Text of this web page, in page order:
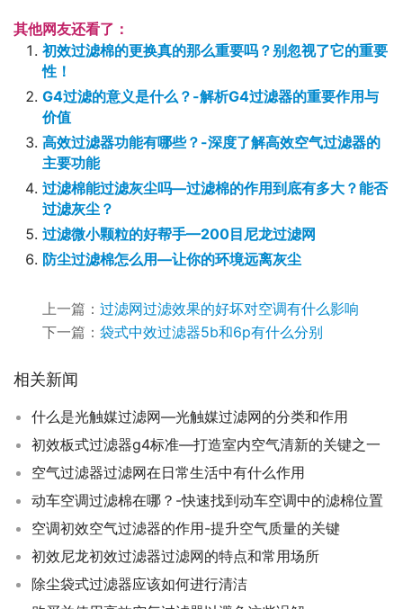
其他网友还看了：
初效过滤棉的更换真的那么重要吗？别忽视了它的重要
性！
G4过滤的意义是什么？-解析G4过滤器的重要作用与
价值
高效过滤器功能有哪些？-深度了解高效空气过滤器的
主要功能
过滤棉能过滤灰尘吗—过滤棉的作用到底有多大？能否
过滤灰尘？
过滤微小颗粒的好帮手—200目尼龙过滤网
防尘过滤棉怎么用—让你的环境远离灰尘
上一篇： 过滤网过滤效果的好坏对空调有什么影响
下一篇： 袋式中效过滤器5b和6p有什么分别
相关新闻
什么是光触媒过滤网—光触媒过滤网的分类和作用
初效板式过滤器g4标准—打造室内空气清新的关键之一
空气过滤器过滤网在日常生活中有什么作用
动车空调过滤棉在哪？-快速找到动车空调中的滤棉位置
空调初效空气过滤器的作用-提升空气质量的关键
初效尼龙初效过滤器过滤网的特点和常用场所
除尘袋式过滤器应该如何进行清洁